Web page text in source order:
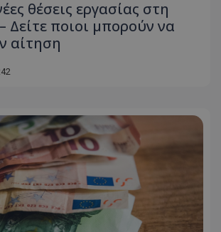
θέσεις εργασίας στη
Δείτε ποιοι μπορούν να
αίτηση